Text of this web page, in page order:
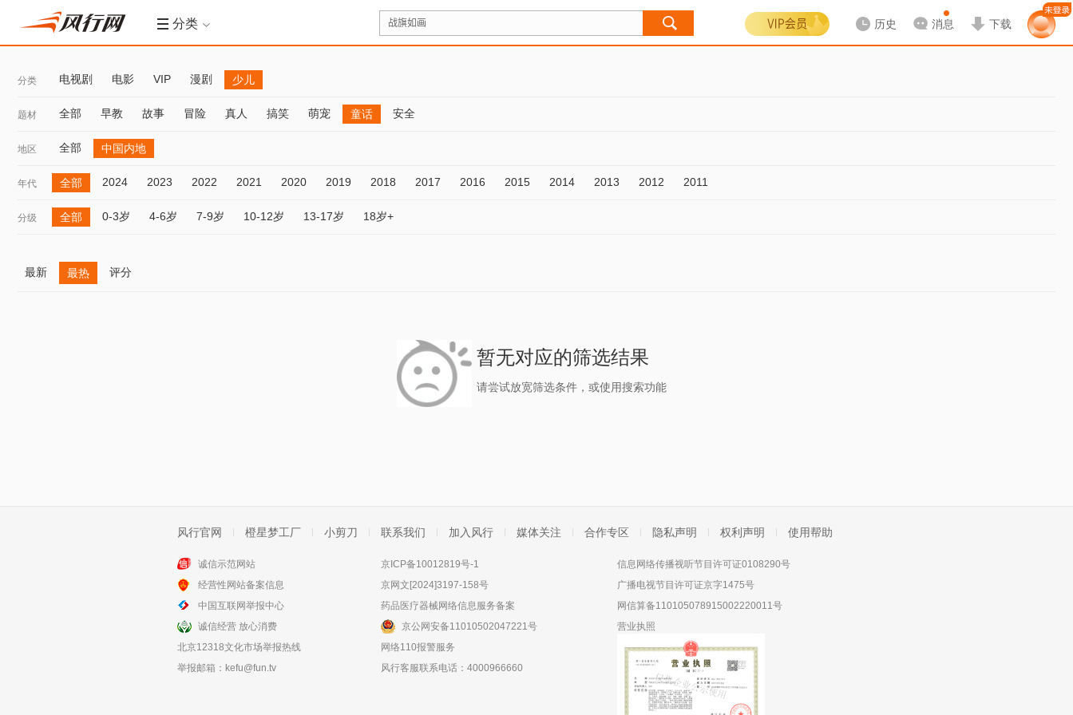
分类 历史 消息 下载
分类 电视剧 电影 VIP 漫剧 少儿
题材 全部 早教 故事 冒险 真人 搞笑 萌宠 童话 安全
地区 全部 中国内地
年代 全部 2024 2023 2022 2021 2020 2019 2018 2017 2016 2015 2014 2013 2012 2011
分级 全部 0-3岁 4-6岁 7-9岁 10-12岁 13-17岁 18岁+
最新 最热 评分
暂无对应的筛选结果
请尝试放宽筛选条件，或使用搜索功能
风行官网 橙星梦工厂 小剪刀 联系我们 加入风行 媒体关注 合作专区 隐私声明 权利声明 使用帮助
诚信示范网站
经营性网站备案信息
中国互联网举报中心
诚信经营 放心消费
北京12318文化市场举报热线
举报邮箱： kefu@fun.tv
京ICP备10012819号-1
京网文[2024]3197-158号
药品医疗器械网络信息服务备案
京公网安备11010502047221号
网络110报警服务
风行客服联系电话：4000966660
信息网络传播视听节目许可证0108290号
广播电视节目许可证京字1475号
网信算备110105078915002220011号
营业执照